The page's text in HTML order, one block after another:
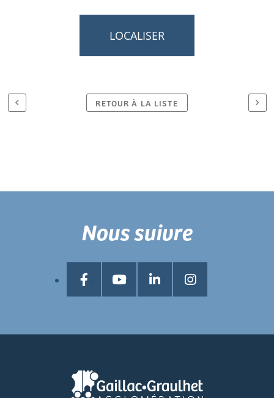
LOCALISER
RETOUR À LA LISTE
Nous suivre